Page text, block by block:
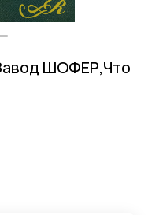
ШОФЕР,Что